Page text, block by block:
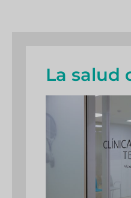
La salud